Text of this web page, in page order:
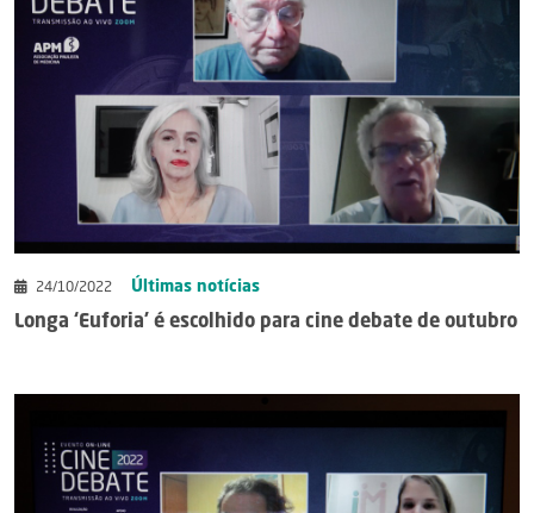
24/10/2022 Últimas notícias
Longa ‘Euforia’ é escolhido para cine debate de outubro